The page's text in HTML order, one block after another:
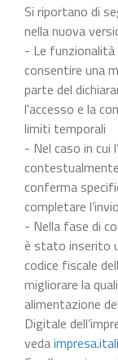
Si riportano di
nella nuova
- Le
consentire una
parte del
l'accesso e la
limiti temporali
- Nel caso in cui
conferma
completare
- Nella fase di
è stato inserito
codice fiscale
migliorare la
alimentazione
Digitale
veda